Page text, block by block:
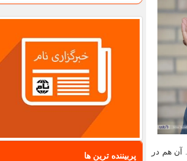
آن هم در
پربیننده ترین ها